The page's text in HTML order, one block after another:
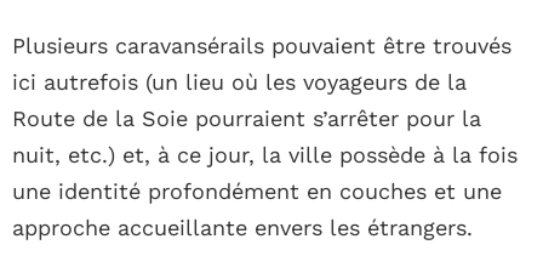
Plusieurs caravansérails pouvaient être trouvés
ici autrefois (un lieu où les voyageurs de la
Route de la Soie pourraient s’arrêter pour la
nuit, etc.) et, à ce jour, la ville possède à la fois
une identité profondément en couches et une
approche accueillante envers les étrangers.